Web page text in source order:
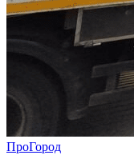
ПроГород